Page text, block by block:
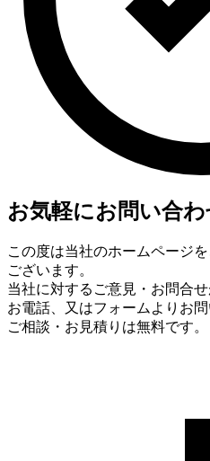
お気軽にお問い合わ
この度は当社のホームページ
ございます。
当社に対するご意見・お問合せ
お電話、又はフォームよりお問
ご相談・お見積りは無料です。